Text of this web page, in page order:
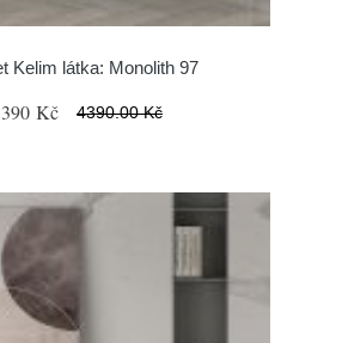
Kelim látka: Monolith 97
Kč 4390.00 Kč